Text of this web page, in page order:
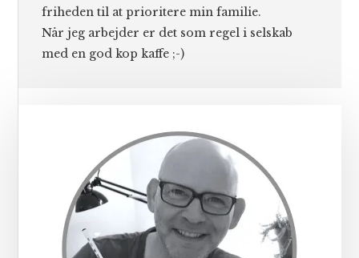
friheden til at prioritere min familie.
Når jeg arbejder er det som regel i selskab
med en god kop kaffe ;-)